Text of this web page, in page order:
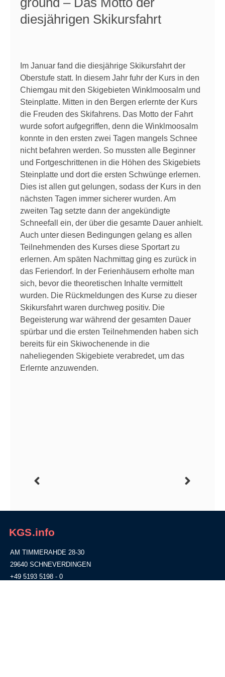
diesjährigen Skikursfahrt
Im Januar fand die diesjährige Skikursfahrt der
Oberstufe statt. In diesem Jahr fuhr der Kurs in den
Chiemgau mit den Skigebieten Winklmoosalm und
Steinplatte. Mitten in den Bergen erlernte der Kurs
die Freuden des Skifahrens. Das Motto der Fahrt
wurde sofort aufgegriffen, denn die Winklmoosalm
konnte in den ersten zwei Tagen mangels Schnee
nicht befahren werden. So mussten alle Beginner
und Fortgeschrittenen in die Höhen des Skigebiets
Steinplatte und dort die ersten Schwünge erlernen.
Dies ist allen gut gelungen, sodass der Kurs in den
nächsten Tagen immer sicherer wurden. Am
zweiten Tag setzte dann der angekündigte
Schneefall ein, der über die gesamte Dauer anhielt.
Auch unter diesen Bedingungen gelang es allen
Teilnehmenden des Kurses diese Sportart zu
erlernen. Am späten Nachmittag ging es zurück in
das Feriendorf. In der Ferienhäusern erholte man
sich, bevor die theoretischen Inhalte vermittelt
wurden. Die Rückmeldungen des Kurse zu dieser
Skikursfahrt waren durchweg positiv. Die
Begeisterung war während der gesamten Dauer
spürbar und die ersten Teilnehmenden haben sich
bereits für ein Skiwochenende in die
naheliegenden Skigebiete verabredet, um das
Erlernte anzuwenden.
KGS.info
AM TIMMERAHDE 28-30
29640 SCHNEVERDINGEN
+49 5193 5198 - 0